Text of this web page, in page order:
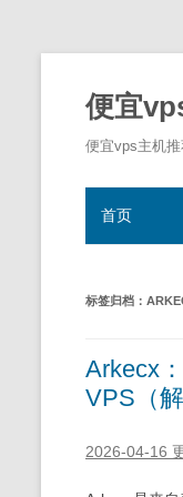
便宜
便宜vps主机
首页
标签归档：
Arkecx
VPS（
2026-04-16